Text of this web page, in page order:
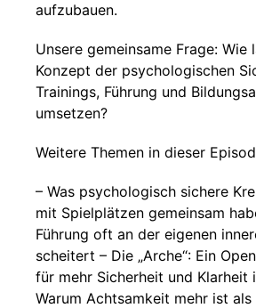
aufzubauen.
Unsere gemeinsame Frage: Wie
Konzept der psychologischen
Trainings, Führung und
umsetzen?
Weitere Themen in dieser
– Was psychologisch sichere
mit Spielplätzen gemeinsam
Führung oft an der eigenen
scheitert – Die „Arche“: Ein
für mehr Sicherheit und Klarheit
Warum Achtsamkeit mehr ist